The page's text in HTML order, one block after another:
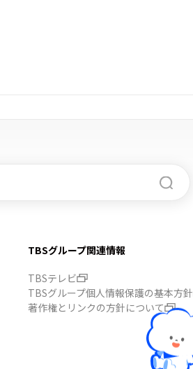
TBSグループ関連情報
TBSテレビ
TBSグループ個人情報保護の基本方針
著作権とリンクの方針について